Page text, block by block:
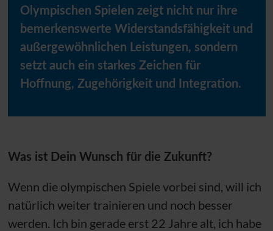
Olympischen Spielen zeigt nicht nur ihre
bemerkenswerte Widerstandsfähigkeit und
außergewöhnlichen Leistungen, sondern
setzt auch ein starkes Zeichen für
Hoffnung, Zugehörigkeit und Integration.
Was ist Dein Wunsch für die Zukunft?
Wenn die olympischen Spiele vorbei sind, will ich
natürlich weiter trainieren und noch besser
werden. Ich bin gerade erst 22 Jahre alt, ich habe